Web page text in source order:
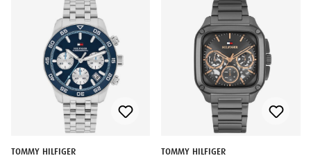
TOMMY HILFIGER
TOMMY HILFIGER